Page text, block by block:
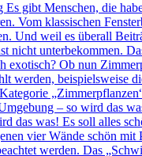
gibt Menschen, die
Vom klassischen
Und weil es überall
nicht unterbekommen.
exotisch? Ob nun
werden, beispielsweise
– so wird das
das was! Es soll alles
vier Wände schön
werden. Das